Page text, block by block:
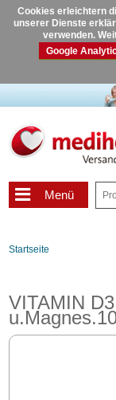
Cookies erleichtern
unserer Dienste
verwenden.
Google
Menü
Startseite
VITAMIN